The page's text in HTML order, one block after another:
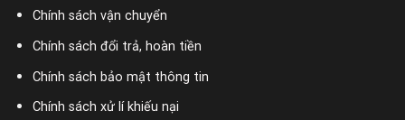
Chính sách vận chuyển
Chính sách đổi trả, hoàn tiền
Chính sách bảo mật thông tin
Chính sách xử lí khiếu nại